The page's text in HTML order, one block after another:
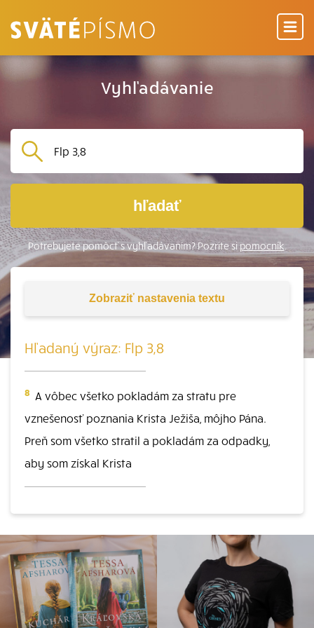
Vyhľadávanie
hľadať
Potrebujete pomôcť s vyhľadávaním? Pozrite sipomocník.
Zobraziť nastavenia textu
Hľadaný výraz: Flp 3,8
8 A vôbec všetko pokladám za stratu pre
vznešenosť poznania Krista Ježiša, môjho Pána.
Preň som všetko stratil a pokladám za odpadky,
aby som získal Krista